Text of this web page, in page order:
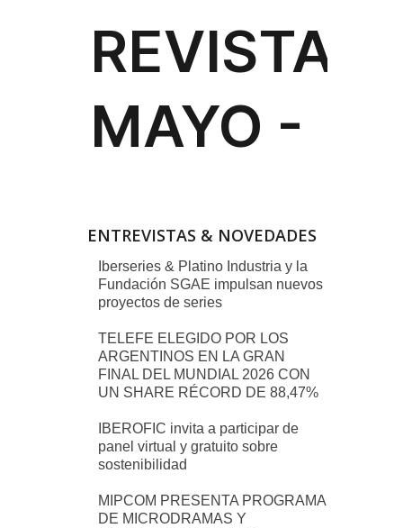
ENTREVISTAS & NOVEDADES
Iberseries & Platino Industria y la
Fundación SGAE impulsan nuevos
proyectos de series
TELEFE ELEGIDO POR LOS
ARGENTINOS EN LA GRAN
FINAL DEL MUNDIAL 2026 CON
UN SHARE RÉCORD DE 88,47%
IBEROFIC invita a participar de
panel virtual y gratuito sobre
sostenibilidad
MIPCOM PRESENTA PROGRAMA
DE MICRODRAMAS Y